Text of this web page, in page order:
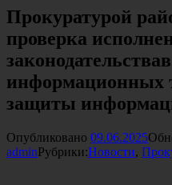
Прокуратурой
проверка
информационных
защиты
Опубликовано 09.06.2025
adminРубрики:Новости,